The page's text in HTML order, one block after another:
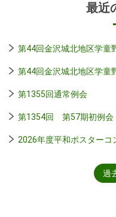
最近
第44回金沢城北地区学
第44回金沢城北地区学童
第1355回通常例会
第1354回 第57期初例会
2026年度平和ポスターコ
過